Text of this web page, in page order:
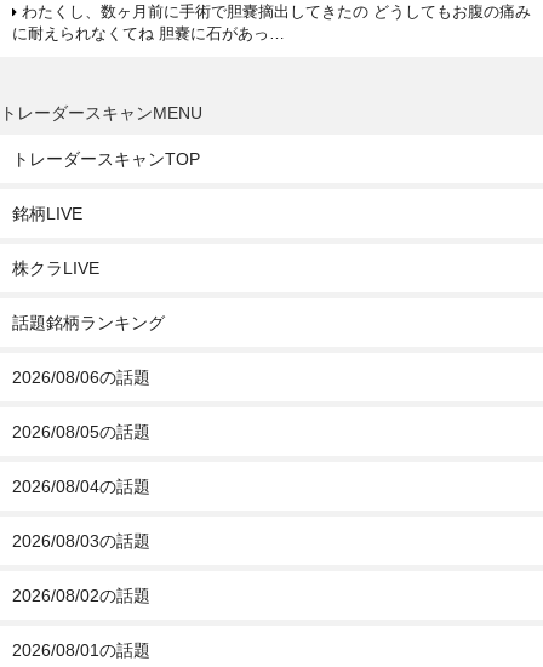
わたくし、数ヶ月前に手術で胆嚢摘出してきたの どうしてもお腹の痛み
に耐えられなくてね 胆嚢に石があっ…
トレーダースキャンMENU
トレーダースキャンTOP
銘柄LIVE
株クラLIVE
話題銘柄ランキング
2026/08/06の話題
2026/08/05の話題
2026/08/04の話題
2026/08/03の話題
2026/08/02の話題
2026/08/01の話題